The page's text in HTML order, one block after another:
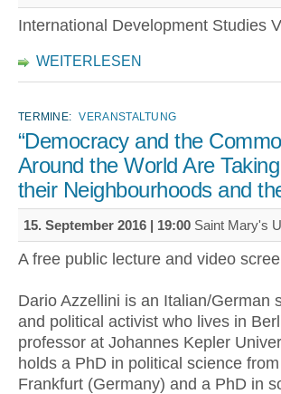
International Development Studies
WEITERLESEN
TERMINE: VERANSTALTUNG
“Democracy and the
Around the World Are
their Neighbourhoods and
15. September 2016 | 19:00 Saint Mary's
A free public lecture and video
Dario Azzellini is an Italian/German
and political activist who lives in
professor at Johannes Kepler
holds a PhD in political science
Frankfurt (Germany) and a PhD in